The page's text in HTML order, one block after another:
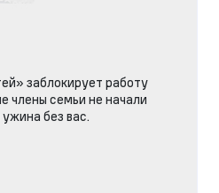
заблокирует работу
члены семьи не начали
без вас.